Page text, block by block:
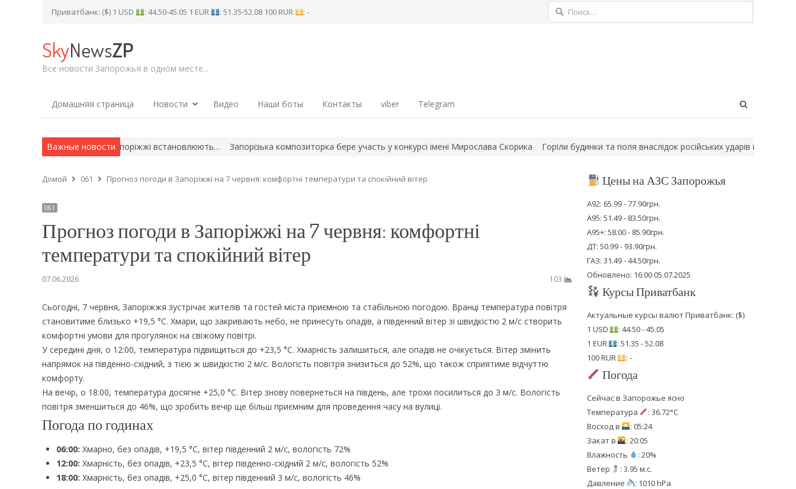
Приватбанк: ($) 1 USD : 44.50-45.05 1 EUR : 51.35-52.08 100 RUR : - Найти:
SkyNewsZP
Все новости Запорожья в одном месте...
Домашняя страница Новости Видео Наши боты Контакты viber Telegram
Важные новости
громаді на Запоріжжі встановлюють… Запорізька композиторка бере участь у конкурсі імені Мирослава Скорика Горіли будинки та поля внаслідок російських ударів по передмістю
Домой 061 Прогноз погоди в Запоріжжі на 7 червня: комфортні температури та спокійний вітер
061
Прогноз погоди в Запоріжжі на 7 червня: комфортні
температури та спокійний вітер
07.06.2026 103
Сьогодні, 7 червня, Запоріжжя зустрічає жителів та гостей міста приємною та стабільною погодою. Вранці температура повітря
становитиме близько +19,5 °С. Хмари, що закривають небо, не принесуть опадів, а південний вітер зі швидкістю 2 м/с створить
комфортні умови для прогулянок на свіжому повітрі.
У середині дня, о 12:00, температура підвищиться до +23,5 °С. Хмарність залишиться, але опадів не очікується. Вітер змінить
напрямок на південно-східний, з тією ж швидкістю 2 м/с. Вологість повітря знизиться до 52%, що також сприятиме відчуттю
комфорту.
На вечір, о 18:00, температура досягне +25,0 °С. Вітер знову повернеться на південь, але трохи посилиться до 3 м/с. Вологість
повітря зменшиться до 46%, що зробить вечір ще більш приємним для проведення часу на вулиці.
Погода по годинах
06:00: Хмарно, без опадів, +19,5 °С, вітер південний 2 м/с, вологість 72%
12:00: Хмарність, без опадів, +23,5 °С, вітер південно-східний 2 м/с, вологість 52%
18:00: Хмарність, без опадів, +25,0 °С, вітер південний 3 м/с, вологість 46%
Цены на АЗС Запорожья
А92: 65.99 - 77.90грн.
А95: 51.49 - 83.50грн.
А95+: 58.00 - 85.90грн.
ДТ: 50.99 - 93.90грн.
ГАЗ: 31.49 - 44.50грн.
Обновлено: 16:00 05.07.2025
Курсы Приватбанк
Актуальные курсы валют Приватбанк: ($)
1 USD
: 44.50 - 45.05
1 EUR
: 51.35 - 52.08
100 RUR
: -
Погода
Сейчас в Запорожье ясно
Температура
: 36.72°C
Восход в
: 05:24
Закат в
: 20:05
Влажность
: 20%
Ветер
: 3.95 м.с.
Давление
: 1010 hPa